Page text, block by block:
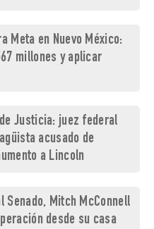
Meta en Nuevo México:
millones y aplicar
Justicia: juez federal
acusado de
a Lincoln
Senado, Mitch McConnell
desde su casa